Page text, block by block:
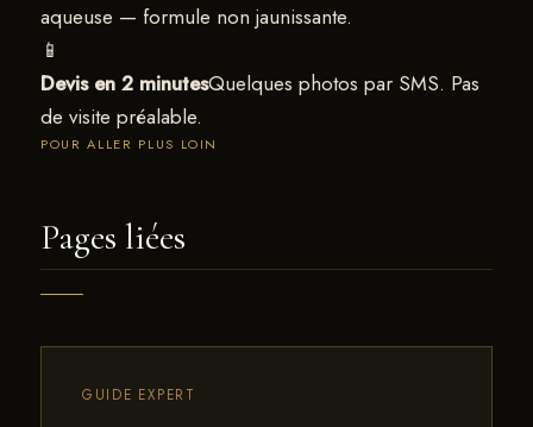
aqueuse — formule non jaunissante.
📱
Devis en 2 minutesQuelques photos par SMS. Pas
de visite préalable.
POUR ALLER PLUS LOIN
Pages liées
GUIDE EXPERT